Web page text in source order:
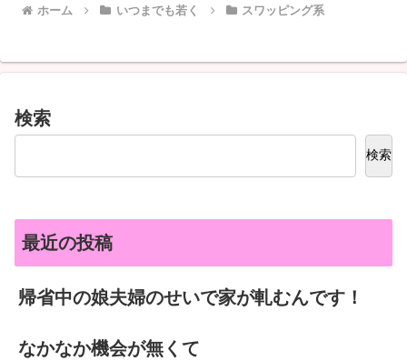
ホーム いつまでも若く スワッピング系
検索
検索
最近の投稿
帰省中の娘夫婦のせいで家が軋むんです！
なかなか機会が無くて